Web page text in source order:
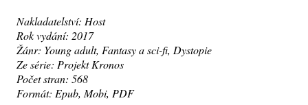
Nakladatelství: Host
Rok vydání: 2017
Žánr: Young adult, Fantasy a sci-fi, Dystopie
Ze série: Projekt Kronos
Počet stran: 568
Formát: Epub, Mobi, PDF